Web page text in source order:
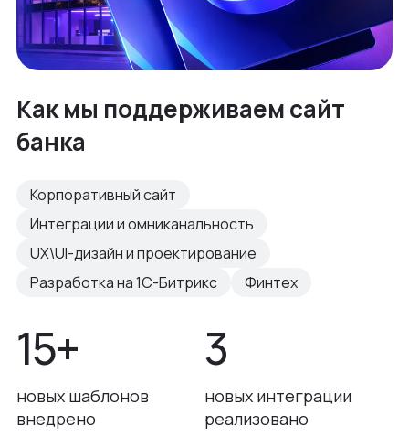
Как мы поддерживаем сайт
банка
Корпоративный сайт
Интеграции и омниканальность
UX\UI-дизайн и проектирование
Разработка на 1С-Битрикс
Финтех
15+
новых шаблонов
внедрено
3
новых интеграции
реализовано